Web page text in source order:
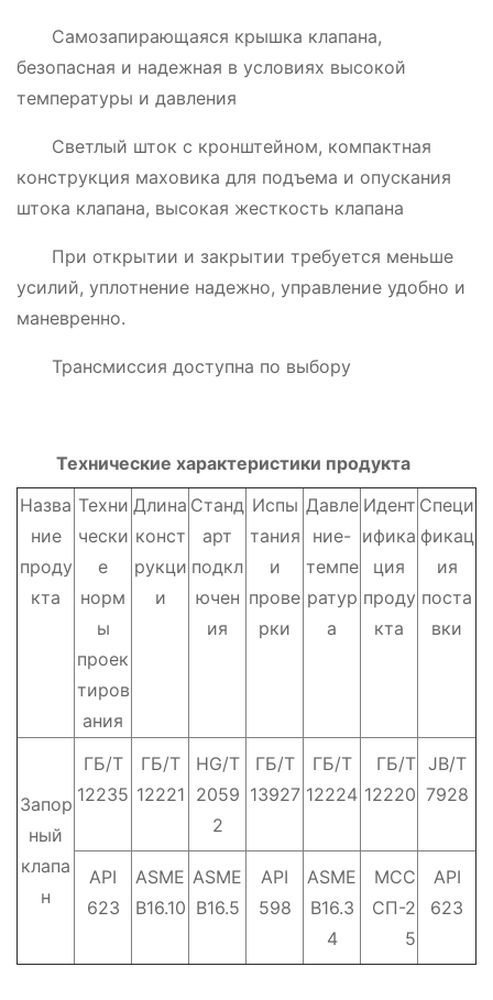
Самозапирающаяся крышка клапана,
безопасная и надежная в условиях высокой
температуры и давления
Светлый шток с кронштейном, компактная
конструкция маховика для подъема и опускания
штока клапана, высокая жесткость клапана
При открытии и закрытии требуется меньше
усилий, уплотнение надежно, управление удобно и
маневренно.
Трансмиссия доступна по выбору
Технические характеристики продукта
Назва
ние
проду
кта
Техни
чески
е
норм
ы
проек
тиров
ания
Длина
конст
рукци
и
Станд
арт
подкл
ючен
ия
Испы
тания
и
прове
рки
Давле
ние-
темпе
ратур
а
Идент
ифика
ция
проду
кта
Специ
фикац
ия
поста
вки
Запор
ный
клапа
н
ГБ/Т
12235
ГБ/Т
12221
HG/T
2059
2
ГБ/Т
13927
ГБ/Т
12224
ГБ/Т
12220
JB/T
7928
API
623
ASME
B16.10
ASME
B16.5
API
598
ASME
B16.3
4
МСС
СП-2
5
API
623